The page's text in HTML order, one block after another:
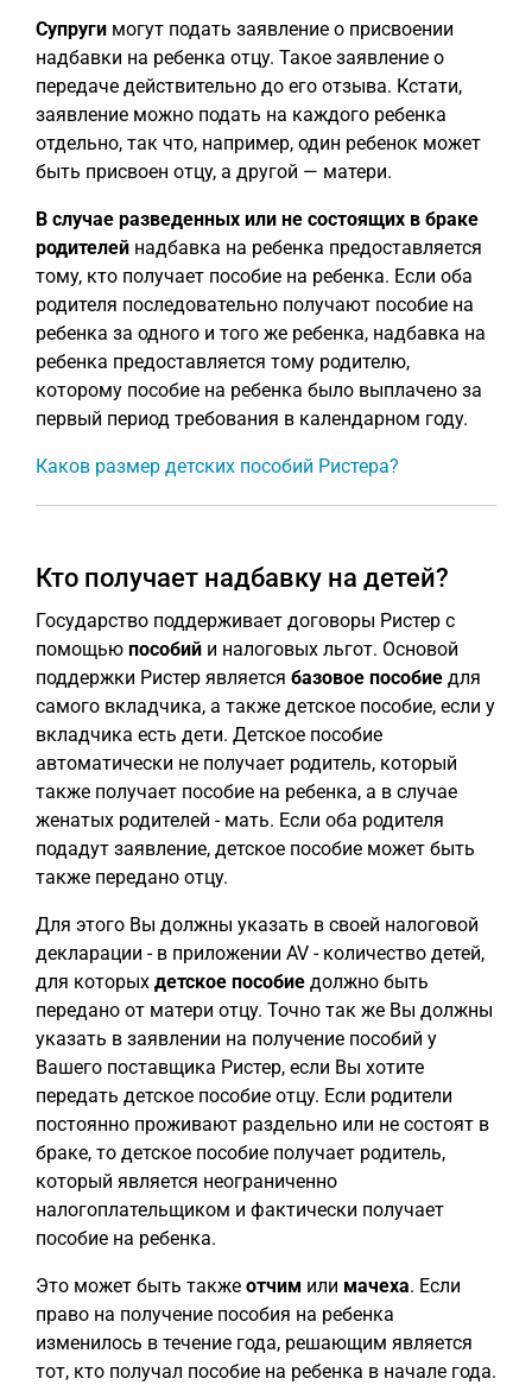
Супруги могут подать заявление о присвоении
надбавки на ребенка отцу. Такое заявление о
передаче действительно до его отзыва. Кстати,
заявление можно подать на каждого ребенка
отдельно, так что, например, один ребенок может
быть присвоен отцу, а другой — матери.
В случае разведенных или не состоящих в браке
родителей надбавка на ребенка предоставляется
тому, кто получает пособие на ребенка. Если оба
родителя последовательно получают пособие на
ребенка за одного и того же ребенка, надбавка на
ребенка предоставляется тому родителю,
которому пособие на ребенка было выплачено за
первый период требования в календарном году.
Каков размер детских пособий Ристера?
Кто получает надбавку на детей?
Государство поддерживает договоры Ристер с
помощью пособий и налоговых льгот. Основой
поддержки Ристер является базовое пособие для
самого вкладчика, а также детское пособие, если у
вкладчика есть дети. Детское пособие
автоматически не получает родитель, который
также получает пособие на ребенка, а в случае
женатых родителей - мать. Если оба родителя
подадут заявление, детское пособие может быть
также передано отцу.
Для этого Вы должны указать в своей налоговой
декларации - в приложении AV - количество детей,
для которых детское пособие должно быть
передано от матери отцу. Точно так же Вы должны
указать в заявлении на получение пособий у
Вашего поставщика Ристер, если Вы хотите
передать детское пособие отцу. Если родители
постоянно проживают раздельно или не состоят в
браке, то детское пособие получает родитель,
который является неограниченно
налогоплательщиком и фактически получает
пособие на ребенка.
Это может быть также отчим или мачеха. Если
право на получение пособия на ребенка
изменилось в течение года, решающим является
тот, кто получал пособие на ребенка в начале года.